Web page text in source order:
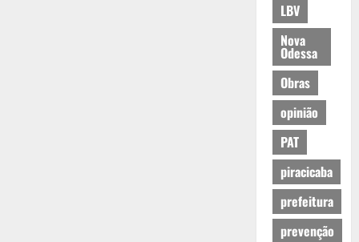
LBV
Nova
Odessa
Obras
opinião
PAT
piracicaba
prefeitura
prevenção